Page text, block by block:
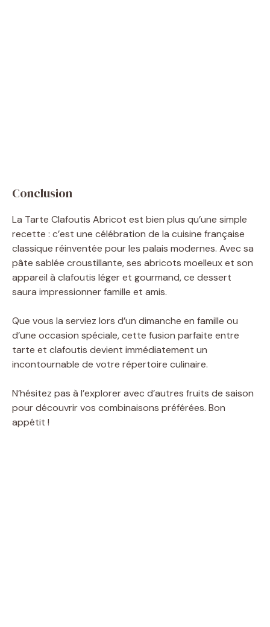
Conclusion
La Tarte Clafoutis Abricot est bien plus qu’une simple
recette : c’est une célébration de la cuisine française
classique réinventée pour les palais modernes. Avec sa
pâte sablée croustillante, ses abricots moelleux et son
appareil à clafoutis léger et gourmand, ce dessert
saura impressionner famille et amis.
Que vous la serviez lors d’un dimanche en famille ou
d’une occasion spéciale, cette fusion parfaite entre
tarte et clafoutis devient immédiatement un
incontournable de votre répertoire culinaire.
N’hésitez pas à l’explorer avec d’autres fruits de saison
pour découvrir vos combinaisons préférées. Bon
appétit !